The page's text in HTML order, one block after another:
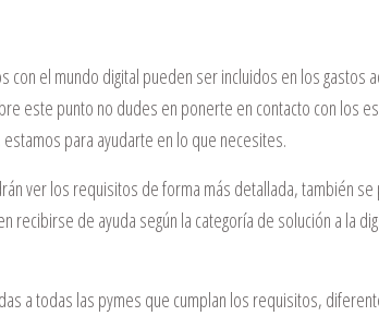
con el mundo digital pueden ser incluidos en los gastos
este punto no dudes en ponerte en contacto con los
estamos para ayudarte en lo que necesites.
ver los requisitos de forma más detallada, también
de ayuda según la categoría de solución a la
a todas las pymes que cumplan los requisitos,